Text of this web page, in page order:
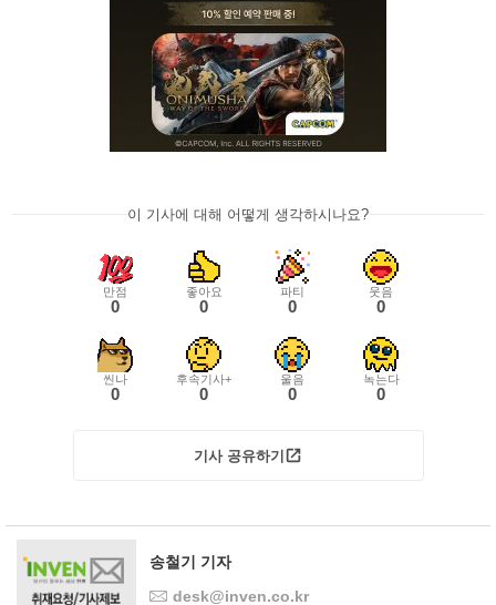
이 기사에 대해 어떻게 생각하시나요?
만점
0
좋아요
0
파티
0
웃음
0
씬나
0
후속기사+
0
울음
0
녹는다
0
기사 공유하기
송철기 기자
desk@inven.co.kr